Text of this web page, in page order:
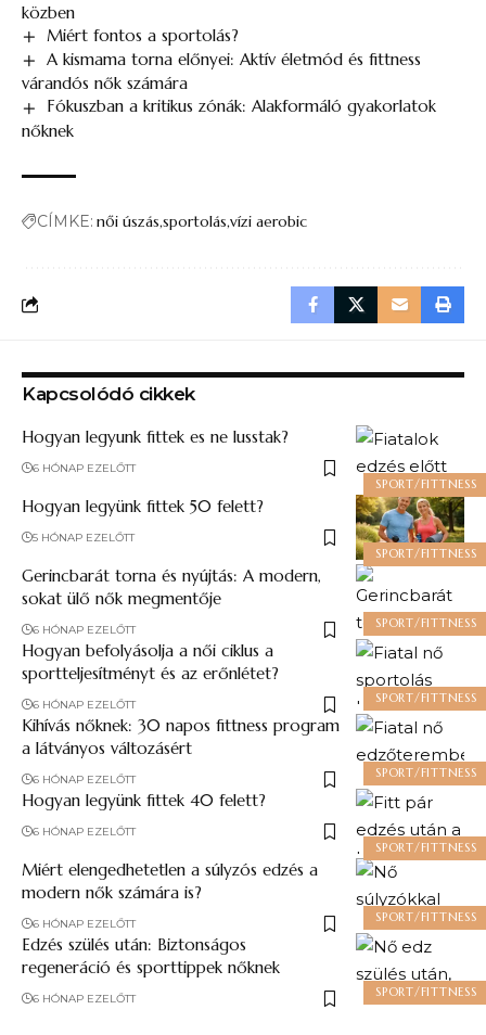
közben
Miért fontos a sportolás​?
A kismama torna előnyei: Aktív életmód és fittness
várandós nők számára
Fókuszban a kritikus zónák: Alakformáló gyakorlatok
nőknek
CÍMKE: női úszás sportolás vízi aerobic
Kapcsolódó cikkek
SPORT/FITTNESS
Hogyan legyunk fittek es ne lusstak​?
6 HÓNAP EZELŐTT
SPORT/FITTNESS
Hogyan legyünk fittek 50 felett​?
5 HÓNAP EZELŐTT
SPORT/FITTNESS
Gerincbarát torna és nyújtás: A modern,
sokat ülő nők megmentője
6 HÓNAP EZELŐTT
SPORT/FITTNESS
Hogyan befolyásolja a női ciklus a
sportteljesítményt és az erőnlétet?
6 HÓNAP EZELŐTT
SPORT/FITTNESS
Kihívás nőknek: 30 napos fittness program
a látványos változásért
6 HÓNAP EZELŐTT
SPORT/FITTNESS
Hogyan legyünk fittek 40 felett​?
6 HÓNAP EZELŐTT
SPORT/FITTNESS
Miért elengedhetetlen a súlyzós edzés a
modern nők számára is?
6 HÓNAP EZELŐTT
SPORT/FITTNESS
Edzés szülés után: Biztonságos
regeneráció és sporttippek nőknek
6 HÓNAP EZELŐTT